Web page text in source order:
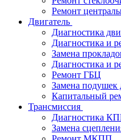
Ремонт
Двигатель
Диагностика
Диагностика и
Замена
Диагностика и
Ремонт ГБЦ
Замена подушек
Капитальный
Трансмиссия
Диагностика
Замена